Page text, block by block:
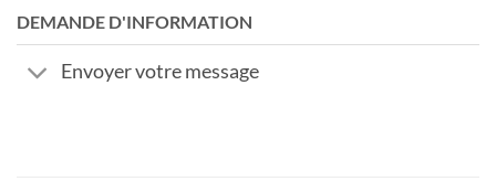
DEMANDE D'INFORMATION
Envoyer votre message